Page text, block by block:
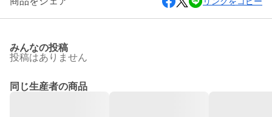
みんなの投稿
投稿はありません
同じ生産者の商品